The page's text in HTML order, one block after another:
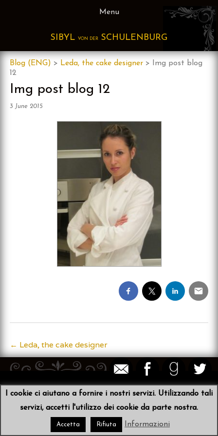
Menu
SIBYL VON DER SCHULENBURG
Blog (ENG) > Leda, the cake designer >
Img post blog
12
Img post blog 12
3 June 2015
Post
navigation
← Leda, the cake designer
I cookie ci aiutano a fornire i nostri servizi. Utilizzando tali
servizi, accetti l'utilizzo dei cookie da parte nostra.
Accetta Rifiuta Informazioni
© 2026Sibyl von der Schulenburg • Scribit